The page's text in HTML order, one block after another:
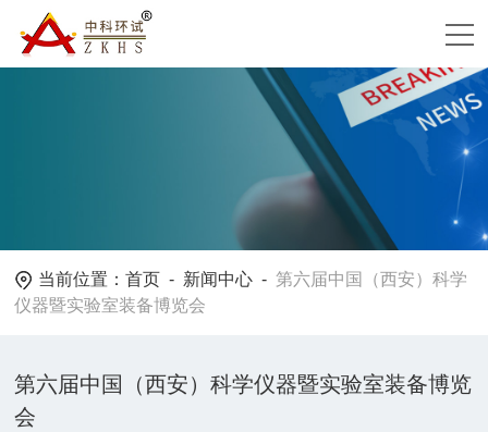
当前位置：首页 - 新闻中心 -第六届中国（西安）科学
仪器暨实验室装备博览会
第六届中国（西安）科学仪器暨实验室装备博览
会